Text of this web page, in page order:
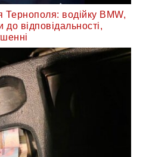
Тернополя: водійку BMW,
відповідальності,